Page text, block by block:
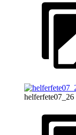
helferfete07_26